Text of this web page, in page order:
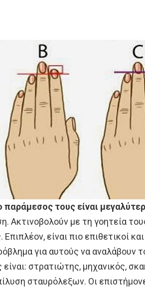
παράμεσος τους είναι
Ακτινοβολούν με τη γοητεία
είναι πιο επιθετικοί και
για αυτούς να αναλάβουν
στρατιώτης, μηχανικός,
σταυρόλεξων. Οι